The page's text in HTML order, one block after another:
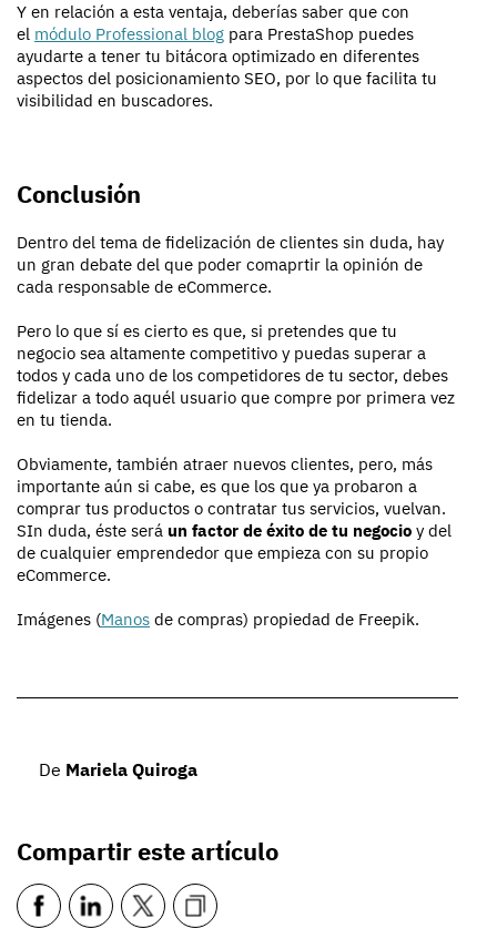
Y en relación a esta ventaja, deberías saber que con
el módulo Professional blog para PrestaShop puedes
ayudarte a tener tu bitácora optimizado en diferentes
aspectos del posicionamiento SEO, por lo que facilita tu
visibilidad en buscadores.
Conclusión
Dentro del tema de fidelización de clientes sin duda, hay
un gran debate del que poder comaprtir la opinión de
cada responsable de eCommerce.
Pero lo que sí es cierto es que, si pretendes que tu
negocio sea altamente competitivo y puedas superar a
todos y cada uno de los competidores de tu sector, debes
fidelizar a todo aquél usuario que compre por primera vez
en tu tienda.
Obviamente, también atraer nuevos clientes, pero, más
importante aún si cabe, es que los que ya probaron a
comprar tus productos o contratar tus servicios, vuelvan.
SIn duda, éste será un factor de éxito de tu negocio y del
de cualquier emprendedor que empieza con su propio
eCommerce.
Imágenes (Manos de compras) propiedad de Freepik.
De Mariela Quiroga
Compartir este artículo